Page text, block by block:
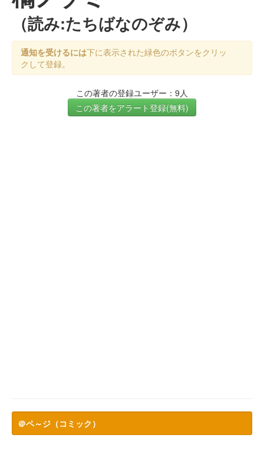
（読み:たちばなのぞみ）
通知を受けるには下に表示された緑色のボタンをクリッ
クして登録。
この著者の登録ユーザー：9人
この著者をアラート登録(無料)
＠ペ～ジ（コミック）